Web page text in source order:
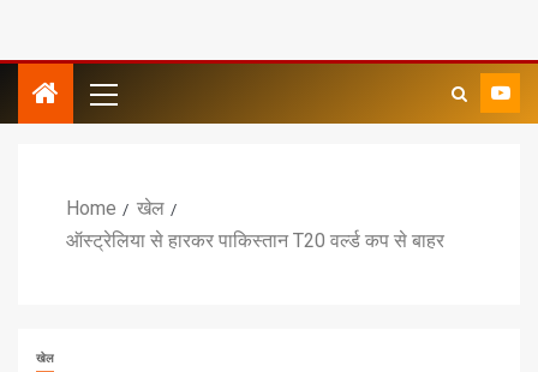
Home
खेल
ऑस्ट्रेलिया से हारकर पाकिस्तान T20 वर्ल्ड कप से बाहर
खेल